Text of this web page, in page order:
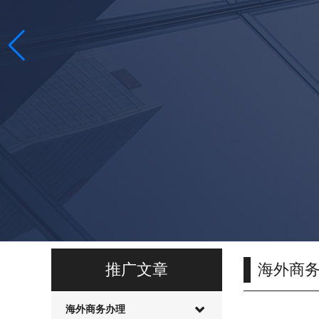
推广文章
海外商务办理
海外商